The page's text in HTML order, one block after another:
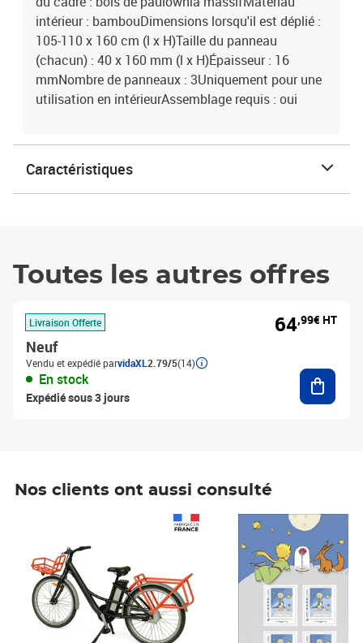
intérieur : bambouDimensions lorsqu'il est déplié :
105-110 x 160 cm (l x H)Taille du panneau
(chacun) : 40 x 160 mm (l x H)Épaisseur : 16
mmNombre de panneaux : 3Uniquement pour une
utilisation en intérieurAssemblage requis : oui
Caractéristiques
Toutes les autres offres
Livraison Offerte
Neuf
Vendu et expédié parvidaXL 2.79/5(14)
En stock
Expédié sous 3 jours
64,99€ HT
Nos clients ont aussi consulté
Prix 6,25€ HT